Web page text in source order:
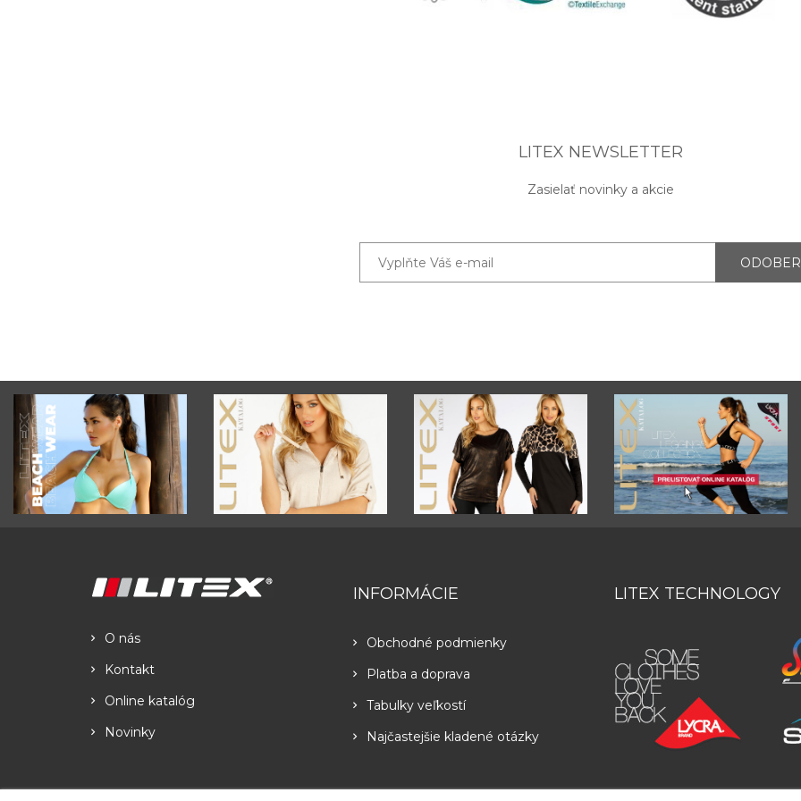
LITEX NEWSLETTER
Zasielať novinky a akcie
O nás
Kontakt
Online katalóg
Novinky
INFORMÁCIE
Obchodné podmienky
Platba a doprava
Tabulky veľkostí
Najčastejšie kladené otázky
LITEX TECHNOLOGY